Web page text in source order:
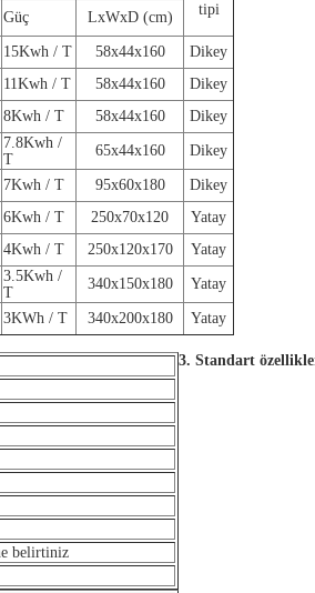
tipi
Güç LxWxD (cm)
15Kwh / T 58x44x160
Dikey
11Kwh / T 58x44x160
Dikey
8Kwh / T 58x44x160 Dikey
7.8Kwh /
T
65x44x160 Dikey
7Kwh / T 95x60x180
Dikey
6Kwh / T 250x70x120
Yatay
4Kwh / T 250x120x170 Yatay
3.5Kwh /
T
340x150x180 Yatay
3KWh / T 340x200x180
Yatay
belirtiniz
3. Standart